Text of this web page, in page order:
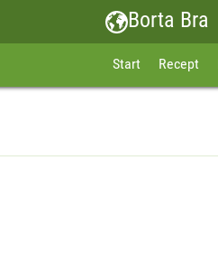
Borta Bra
Start Recept